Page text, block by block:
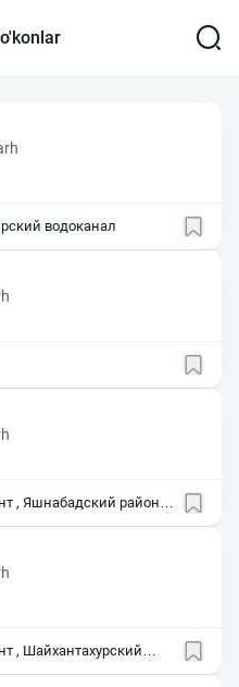
водоканал
, Яшнабадский район ,
, Шайхантахурский